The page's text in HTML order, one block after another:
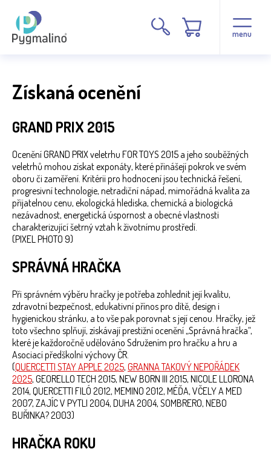
menu
Získaná ocenění
GRAND PRIX 2015
Ocenění GRAND PRIX veletrhu FOR TOYS 2015 a jeho souběžných
veletrhů mohou získat exponáty, které přinášejí pokrok ve svém
oboru či zaměření. Kritérii pro hodnocení jsou technická řešení,
progresivní technologie, netradiční nápad, mimořádná kvalita za
přijatelnou cenu, ekologická hlediska, chemická a biologická
nezávadnost, energetická úspornost a obecné vlastnosti
charakterizující šetrný vztah k životnímu prostředí.
(PIXEL PHOTO 9)
SPRÁVNÁ HRAČKA
Při správném výběru hračky je potřeba zohlednit její kvalitu,
zdravotní bezpečnost, edukativní přínos pro dítě, design i
hygienickou stránku, a to vše pak porovnat s její cenou. Hračky, jež
toto všechno splňují, získávají prestižní ocenění „Správná hračka“,
které je každoročně udělováno Sdružením pro hračku a hru a
Asociací předškolní výchovy ČR.
(QUERCETTI STAY APPLE 2025, GRANNA TAKOVÝ NEPOŘÁDEK
2025, GEORELLO TECH 2015, NEW BORN III 2015, NICOLE LLORONA
2014, QUERCETTI FILÓ 2012, MEMINO 2012, MÉĎA, VČELY A MED
2007, ZAJÍC V PYTLI 2004, DUHA 2004, SOMBRERO, NEBO
BUŘINKA? 2003)
HRAČKA ROKU